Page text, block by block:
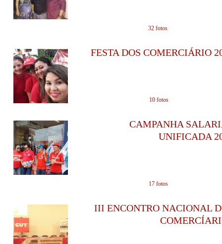
32 fotos
FESTA DOS COMERCIÁRIO
10 fotos
CAMPANHA
UNIFICADA
17 fotos
III ENCONTRO NACIONAL